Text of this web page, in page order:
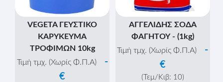
VEGETA ΓΕΥΣΤΙΚΟ
ΚΑΡΥΚΕΥΜΑ
ΤΡΟΦΙΜΩΝ 10kg
Τιμή τμχ. (Χωρίς Φ.Π.Α)
-
€
ΑΓΓΕΛΙΔΗΣ ΣΟΔΑ
ΦΑΓΗΤΟΥ - (1kg)
Τιμή τμχ. (Χωρίς Φ.Π.Α)
-
€
(Τεμ/Κιβ: 10)